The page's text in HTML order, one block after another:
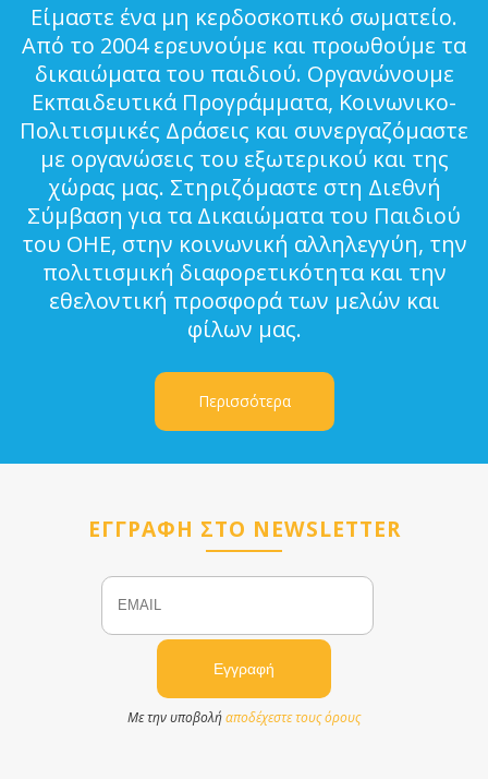
Είμαστε ένα μη κερδοσκοπικό σωματείο.
Από το 2004 ερευνούμε και προωθούμε τα
δικαιώματα του παιδιού. Οργανώνουμε
Εκπαιδευτικά Προγράμματα, Κοινωνικο-
Πολιτισμικές Δράσεις και συνεργαζόμαστε
με οργανώσεις του εξωτερικού και της
χώρας μας. Στηριζόμαστε στη Διεθνή
Σύμβαση για τα Δικαιώματα του Παιδιού
του ΟΗΕ, στην κοινωνική αλληλεγγύη, την
πολιτισμική διαφορετικότητα και την
εθελοντική προσφορά των μελών και
φίλων μας.
Περισσότερα
ΕΓΓΡΑΦΗ ΣΤΟ NEWSLETTER
Email
Με την υποβολήαποδέχεστε τους όρους